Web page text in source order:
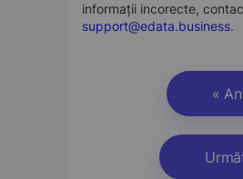
informații incorecte,
support@edata.business.
«